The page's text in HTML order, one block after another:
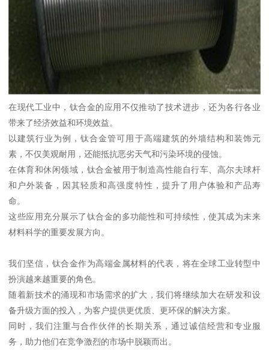
在现代工业中，钛合金的应用不仅推动了技术进步，还为各行各业
带来了经济效益和环境效益。
以建筑行业为例，钛合金管可用于高端建筑的外墙结构和装饰元
素，不仅美观耐用，还能抵抗恶劣天气和污染环境的侵蚀。
在体育和休闲领域，钛合金被用于制造高性能自行车、高尔夫球杆
和户外装备，因其轻质和高强度特性，提升了用户体验和产品寿
命。
这些应用充分展示了钛合金的多功能性和可持续性，使其成为未来
材料科学的重要发展方向。
我们坚信，钛合金作为高端金属材料的代表，将在全球工业转型中
扮演越来越重要的角色。
随着新技术的涌现和市场需求的扩大，我们将继续加大在研发和设
备升级方面的投入，为客户提供更优质、更环保的解决方案。
同时，我们注重与合作伙伴的长期关系，通过诚信经营和专业服
务，助力他们在竞争激烈的市场中脱颖而出。